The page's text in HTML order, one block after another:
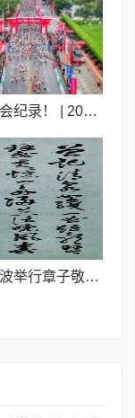
破两项赛会纪录！ | 2025中国-东盟马拉松荣耀开赛
荣宝斋宁波举行章子敬诗书画印展